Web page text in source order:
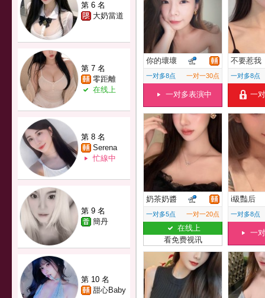
第 6 名
大奶當道
第 7 名
零距離
在线上
第 8 名
Serena
忙線中
第 9 名
簡丹
第 10 名
甜心Baby
你的壞壞
一对多8点 一对一30点
一对多表演中
不要惹我
一对多8点
一
奶茶奶醬
一对多5点 一对一20点
在线上
看免费视讯
i級豔后
一对多8点
一